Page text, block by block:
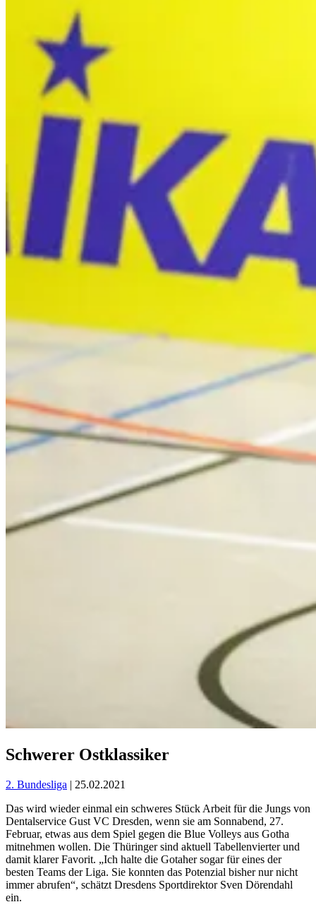
Schwerer Ostklassiker
2. Bundesliga | 25.02.2021
Das wird wieder einmal ein schweres Stück Arbeit für die Jungs von
Dentalservice Gust VC Dresden, wenn sie am Sonnabend, 27.
Februar, etwas aus dem Spiel gegen die Blue Volleys aus Gotha
mitnehmen wollen. Die Thüringer sind aktuell Tabellenvierter und
damit klarer Favorit. „Ich halte die Gotaher sogar für eines der
besten Teams der Liga. Sie konnten das Potenzial bisher nur nicht
immer abrufen“, schätzt Dresdens Sportdirektor Sven Dörendahl
ein.